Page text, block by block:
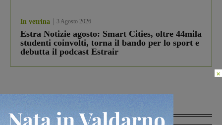
In vetrina 3 Agosto 2026
Estra Notizie agosto: Smart Cities, oltre 44mila
studenti coinvolti, torna il bando per lo sport e
debutta il podcast Estrair
Più lette
×